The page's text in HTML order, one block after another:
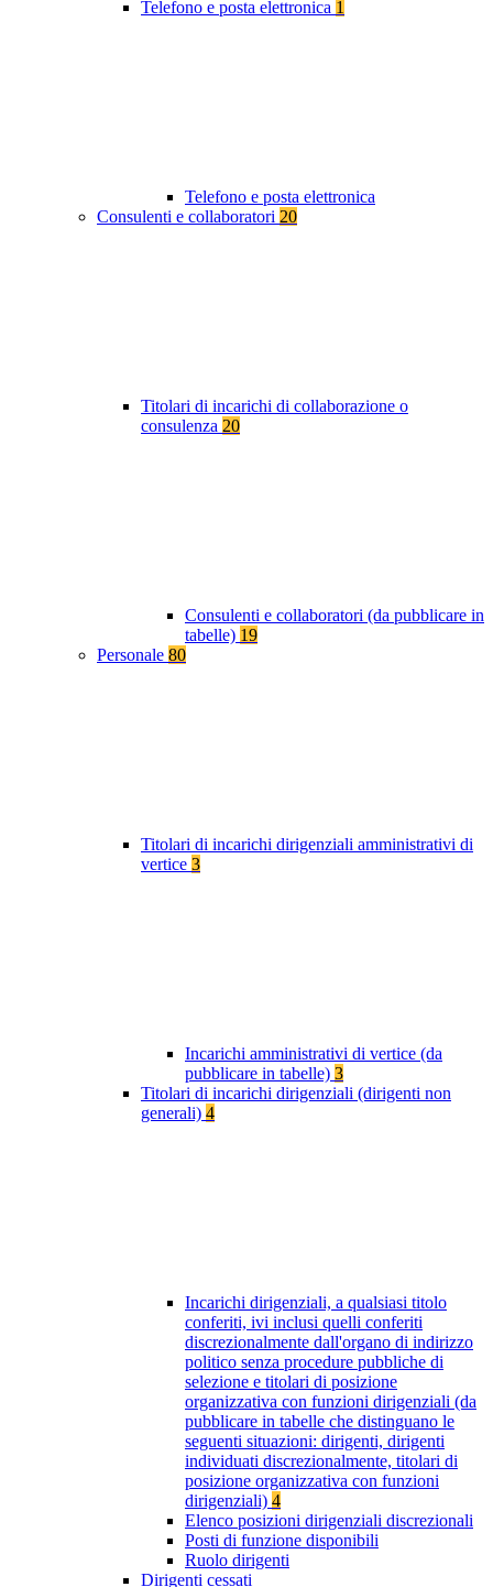
Telefono e posta elettronica 1
Telefono e posta elettronica
Consulenti e collaboratori 20
Titolari di incarichi di collaborazione o
consulenza 20
Consulenti e collaboratori (da pubblicare in
tabelle) 19
Personale 80
Titolari di incarichi dirigenziali amministrativi di
vertice 3
Incarichi amministrativi di vertice (da
pubblicare in tabelle) 3
Titolari di incarichi dirigenziali (dirigenti non
generali) 4
Incarichi dirigenziali, a qualsiasi titolo
conferiti, ivi inclusi quelli conferiti
discrezionalmente dall'organo di indirizzo
politico senza procedure pubbliche di
selezione e titolari di posizione
organizzativa con funzioni dirigenziali (da
pubblicare in tabelle che distinguano le
seguenti situazioni: dirigenti, dirigenti
individuati discrezionalmente, titolari di
posizione organizzativa con funzioni
dirigenziali) 4
Elenco posizioni dirigenziali discrezionali
Posti di funzione disponibili
Ruolo dirigenti
Dirigenti cessati